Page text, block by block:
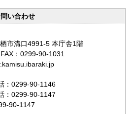
い合わせ
市溝口4991-5 本庁舎1階
：0299-90-1031
：0299-90-1146
：0299-90-1147
90-1147